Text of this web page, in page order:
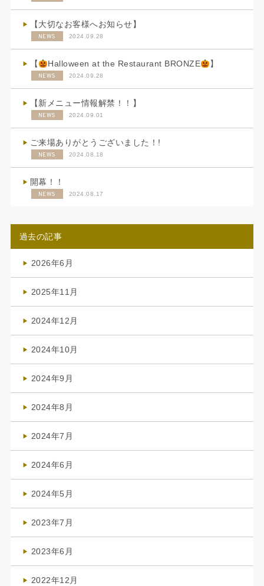
【大切なお客様へお知らせ】
NEWS 2024.09.28
【 Halloween at the Restaurant BRONZE 】
NEWS 2024.09.28
【新メニュー情報解禁！！】
NEWS 2024.09.01
ご来場ありがとうございました！!
NEWS 2024.08.18
開幕！！
NEWS 2024.08.17
過去の記事
2026年6月
2025年11月
2024年12月
2024年10月
2024年9月
2024年8月
2024年7月
2024年6月
2024年5月
2023年7月
2023年6月
2022年12月